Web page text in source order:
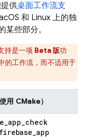
供桌面工作流支
和 Linux 上的独
些部分。
持是一项 Beta 版功
的工作流，而不适用于
用 CMake）
_app_check
firebase_app